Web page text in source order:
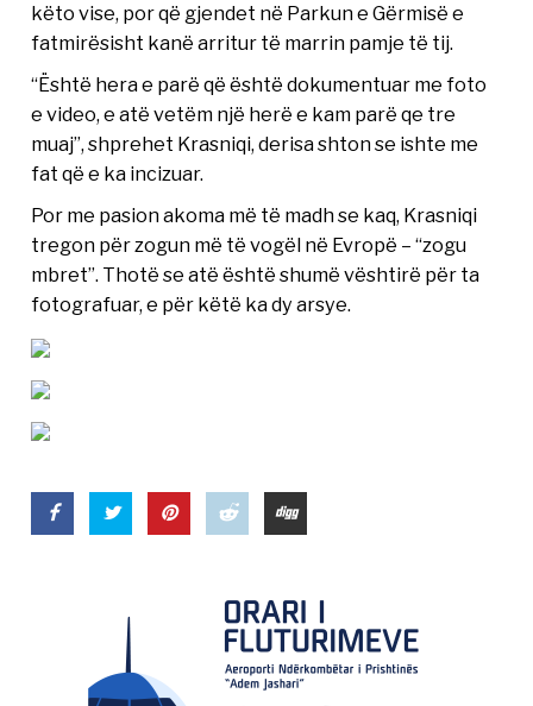
këto vise, por që gjendet në Parkun e Gërmisë e
fatmirësisht kanë arritur të marrin pamje të tij.
“Është hera e parë që është dokumentuar me foto
e video, e atë vetëm një herë e kam parë qe tre
muaj”, shprehet Krasniqi, derisa shton se ishte me
fat që e ka incizuar.
Por me pasion akoma më të madh se kaq, Krasniqi
tregon për zogun më të vogël në Evropë – “zogu
mbret”. Thotë se atë është shumë vështirë për ta
fotografuar, e për këtë ka dy arsye.